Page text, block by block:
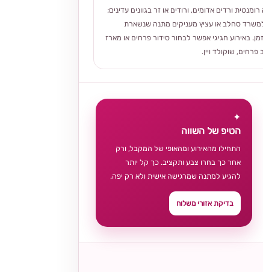
ורדים אדומים, ורודים או זר בגוונים עדינים;
סחלב או עציץ מעניקים מתנה שנשארת
באירוע חגיגי אפשר לבחור סידור פרחים או מארז
שוקולד ויין.
✦
הטיפ של השווה
התחילו מהאירוע ומהאופי של המקבל, ורק
אחר כך בחרו צבע ותקציב. כך קל יותר
להגיע למתנה שמרגישה אישית ולא רק יפה.
בדיקת אזורי משלוח